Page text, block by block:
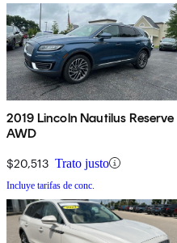
2019 Lincoln Nautilus Reserve
AWD
$20,513 Trato justo
Incluye tarifas de conc.